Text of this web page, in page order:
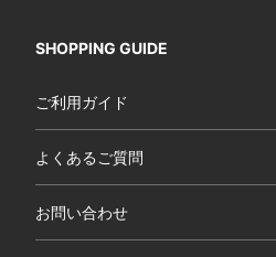
SHOPPING GUIDE
ご利用ガイド
よくあるご質問
お問い合わせ